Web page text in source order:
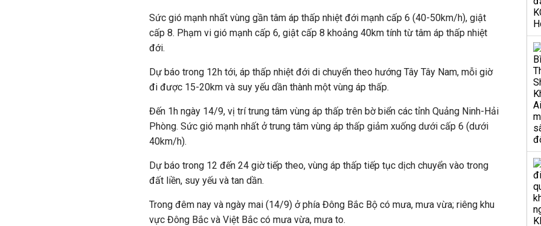
Sức gió mạnh nhất vùng gần tâm áp thấp nhiệt đới mạnh cấp 6 (40-50km/h), giật
cấp 8. Phạm vi gió mạnh cấp 6, giật cấp 8 khoảng 40km tính từ tâm áp thấp nhiệt
đới.
Dự báo trong 12h tới, áp thấp nhiệt đới di chuyển theo hướng Tây Tây Nam, mỗi giờ
đi được 15-20km và suy yếu dần thành một vùng áp thấp.
Đến 1h ngày 14/9, vị trí trung tâm vùng áp thấp trên bờ biển các tỉnh Quảng Ninh-Hải
Phòng. Sức gió mạnh nhất ở trung tâm vùng áp thấp giảm xuống dưới cấp 6 (dưới
40km/h).
Dự báo trong 12 đến 24 giờ tiếp theo, vùng áp thấp tiếp tục dịch chuyển vào trong
đất liền, suy yếu và tan dần.
Trong đêm nay và ngày mai (14/9) ở phía Đông Bắc Bộ có mưa, mưa vừa; riêng khu
vực Đông Bắc và Việt Bắc có mưa vừa, mưa to.